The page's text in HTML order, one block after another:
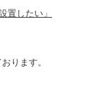
置したい」
ります。